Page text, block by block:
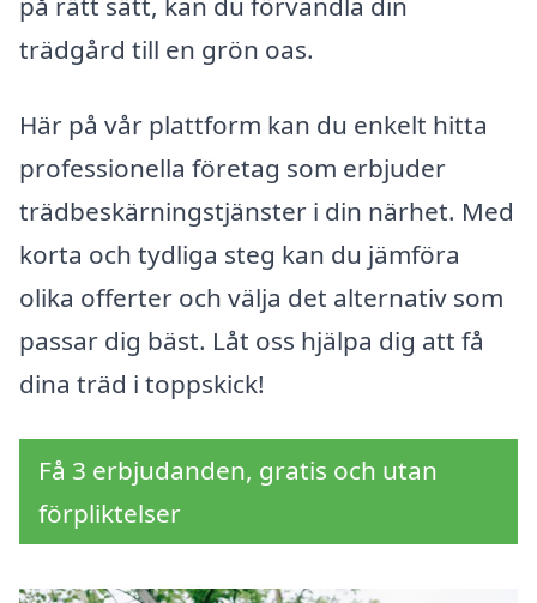
trädgård till en grön oas.
Här på vår plattform kan du enkelt hitta
professionella företag som erbjuder
trädbeskärningstjänster i din närhet. Med
korta och tydliga steg kan du jämföra
olika offerter och välja det alternativ som
passar dig bäst. Låt oss hjälpa dig att få
dina träd i toppskick!
Få 3 erbjudanden, gratis och utan
förpliktelser